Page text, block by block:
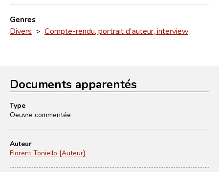
Genres
Divers > Compte-rendu, portrait d'auteur, interview
Documents apparentés
Type
Oeuvre commentée
Auteur
Florent Toniello [Auteur]